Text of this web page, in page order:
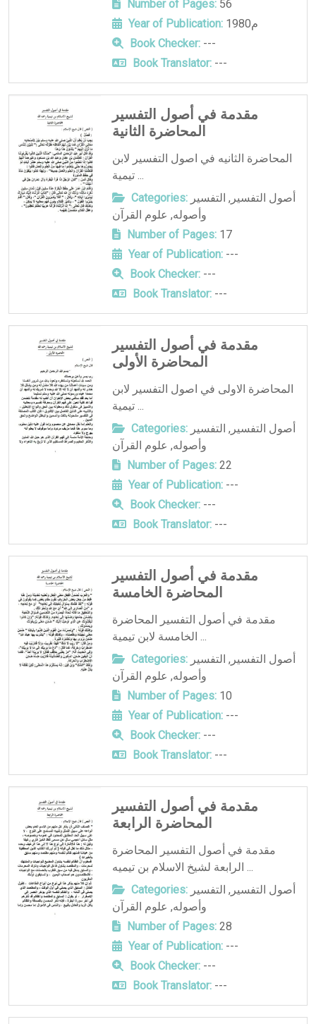
Number of Pages:56
Year of Publication:
1980م
Book Checker:---
Book Translator:---
مقدمة في أصول التفسير
المحاضرة الثانية
المحاضرة الثانيه في اصول التفسير لابن
تيمية ...
Categories:
أصول التفسير , التفسير
وأصوله, علوم القرآن
Number of Pages:17
Year of Publication:---
Book Checker:---
Book Translator:---
مقدمة في أصول التفسير
المحاضرة الأولى
المحاضرة الاولى في اصول التفسير لابن
تيمية ...
Categories:
أصول التفسير , التفسير
وأصوله, علوم القرآن
Number of Pages:22
Year of Publication:---
Book Checker:---
Book Translator:---
مقدمة في أصول التفسير
المحاضرة الخامسة
مقدمة في أصول التفسير المحاضرة
الخامسة لابن تيمية ...
Categories:
أصول التفسير , التفسير
وأصوله, علوم القرآن
Number of Pages:10
Year of Publication:---
Book Checker:---
Book Translator:---
مقدمة في أصول التفسير
المحاضرة الرابعة
مقدمة في أصول التفسير المحاضرة
الرابعة لشيخ الاسلام بن تيميه ...
Categories:
أصول التفسير , التفسير
وأصوله, علوم القرآن
Number of Pages:28
Year of Publication:---
Book Checker:---
Book Translator:---